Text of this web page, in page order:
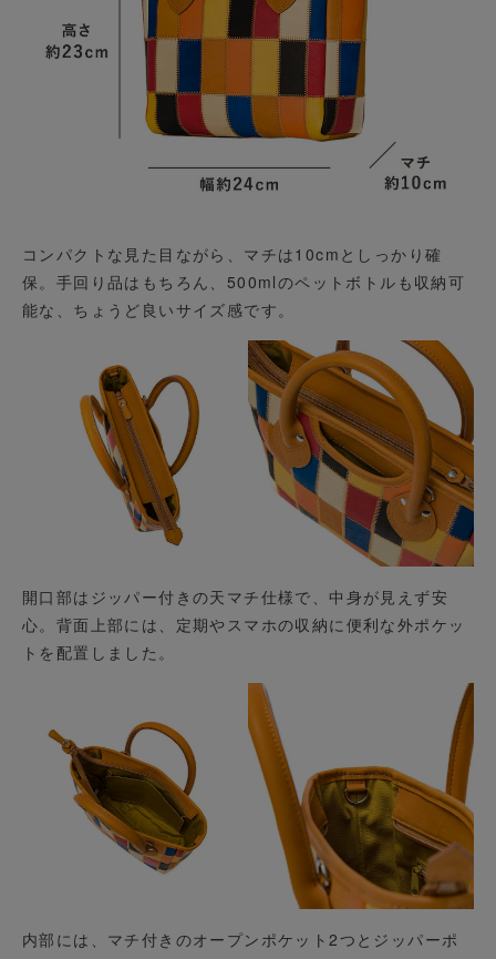
コンパクトな見た目ながら、マチは10cmとしっかり確
保。手回り品はもちろん、500mlのペットボトルも収納可
能な、ちょうど良いサイズ感です。
開口部はジッパー付きの天マチ仕様で、中身が見えず安
心。背面上部には、定期やスマホの収納に便利な外ポケッ
トを配置しました。
内部には、マチ付きのオープンポケット2つとジッパーポ